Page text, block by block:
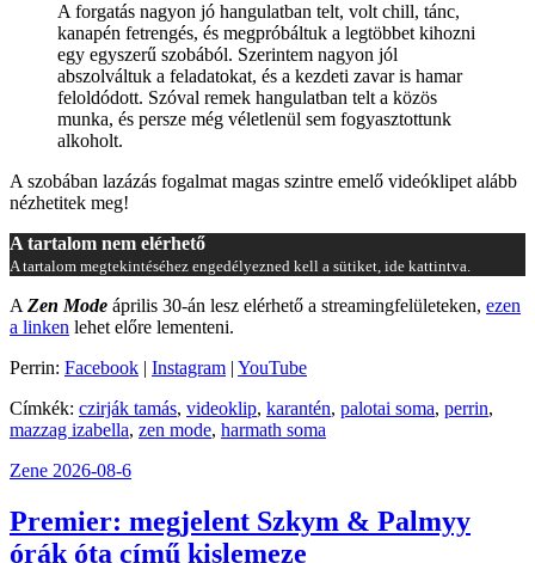
A forgatás nagyon jó hangulatban telt, volt chill, tánc,
kanapén fetrengés, és megpróbáltuk a legtöbbet kihozni
egy egyszerű szobából. Szerintem nagyon jól
abszolváltuk a feladatokat, és a kezdeti zavar is hamar
feloldódott. Szóval remek hangulatban telt a közös
munka, és persze még véletlenül sem fogyasztottunk
alkoholt.
A szobában lazázás fogalmat magas szintre emelő videóklipet alább
nézhetitek meg!
A tartalom nem elérhető
A tartalom megtekintéséhez engedélyezned kell a sütiket, ide kattintva.
AZen Mode április 30-án lesz elérhető a streamingfelületeken, ezen
a linken lehet előre lementeni.
Perrin: Facebook | Instagram | YouTube
Címkék: czirják tamás, videoklip, karantén, palotai soma, perrin,
mazzag izabella, zen mode, harmath soma
Zene 2026-08-6
Premier: megjelent Szkym & Palmyy
órák óta című kislemeze